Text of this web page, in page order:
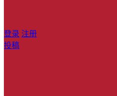
登录 注册
投稿